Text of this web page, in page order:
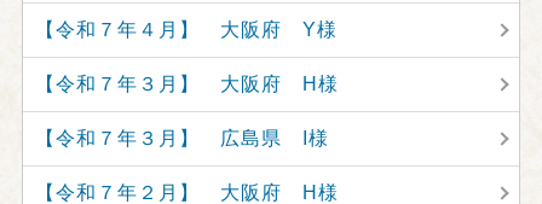
【令和７年４月】 大阪府 Y様
【令和７年３月】 大阪府 H様
【令和７年３月】 広島県 I様
【令和７年２月】 大阪府 H様